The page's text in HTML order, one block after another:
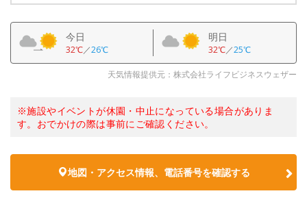
今日
32℃／26℃
明日
32℃／25℃
天気情報提供元：株式会社ライフビジネスウェザー
※施設やイベントが休園・中止になっている場合がありま
す。おでかけの際は事前にご確認ください。
地図・アクセス情報、電話番号を確認する